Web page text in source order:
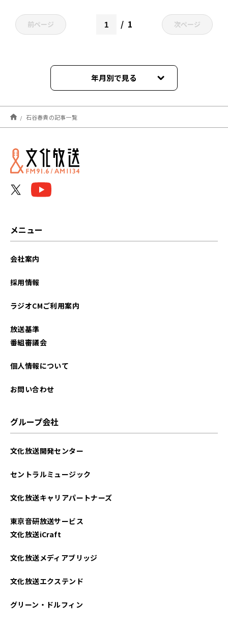
前ページ 1 次ページ
年月別で見る
2026年04月
2026年03月
2025年10月
2021年07月
石谷春貴の記事一覧
メニュー
会社案内
採用情報
ラジオCMご利用案内
放送基準
番組審議会
個人情報について
お問い合わせ
グループ会社
文化放送開発センター
セントラルミュージック
文化放送キャリアパートナーズ
東京音研放送サービス
文化放送iCraft
文化放送メディアブリッジ
文化放送エクステンド
グリーン・ドルフィン